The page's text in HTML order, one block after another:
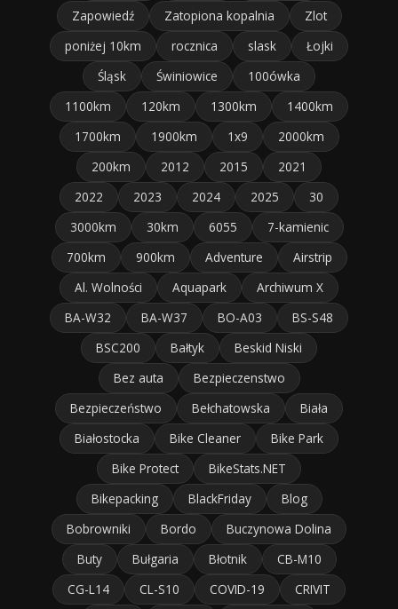
Zapowiedź
Zatopiona kopalnia
Zlot
poniżej 10km
rocznica slask
Łojki
Śląsk
Świniowice
100ówka
1100km
120km 1300km
1400km
1700km
1900km 1x9
2000km
200km
2012 2015
2021
2022
2023 2024 2025
30
3000km
30km 6055
7-kamienic
700km
900km Adventure
Airstrip
Al. Wolności
Aquapark
Archiwum X
BA-W32
BA-W37 BO-A03
BS-S48
BSC200
Bałtyk
Beskid Niski
Bez auta
Bezpieczenstwo
Bezpieczeństwo
Bełchatowska
Biała
Białostocka
Bike Cleaner
Bike Park
Bike Protect
BikeStats.NET
Bikepacking
BlackFriday
Blog
Bobrowniki
Bordo
Buczynowa Dolina
Buty
Bułgaria Błotnik
CB-M10
CG-L14
CL-S10 COVID-19
CRIVIT